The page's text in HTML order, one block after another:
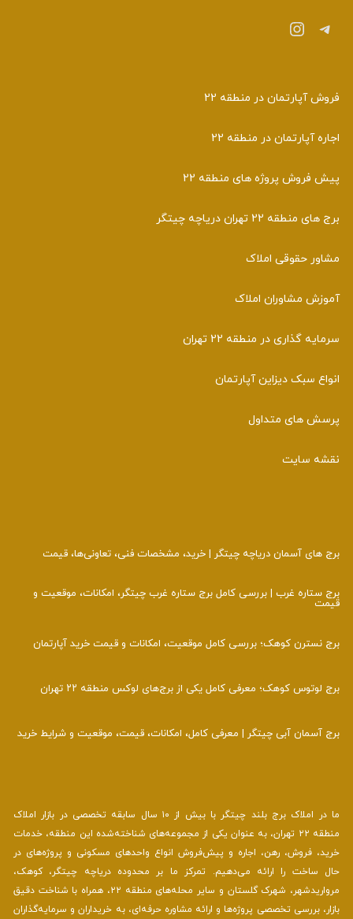
تلگراماینستاگرم
فروش آپارتمان در منطقه 22
اجاره آپارتمان در منطقه 22
پیش فروش پروژه های منطقه 22
برج های منطقه 22 تهران دریاچه چیتگر
مشاور حقوقی املاک
آموزش مشاوران املاک
سرمایه گذاری در منطقه 22 تهران
انواع سبک دیزاین آپارتمان
پرسش های متداول
نقشه سایت
برج‌ های آسمان دریاچه چیتگر | خرید، مشخصات فنی، تعاونی‌ها، قیمت
برج ستاره غرب | بررسی کامل برج ستاره غرب چیتگر، امکانات، موقعیت و
قیمت
برج نسترن کوهک؛ بررسی کامل موقعیت، امکانات و قیمت خرید آپارتمان
برج لوتوس کوهک؛ معرفی کامل یکی از برج‌های لوکس منطقه ۲۲ تهران
برج آسمان آبی چیتگر | معرفی کامل، امکانات، قیمت، موقعیت و شرایط خرید
ما در املاک برج بلند چیتگر با بیش از ۱۰ سال سابقه تخصصی در بازار املاک
منطقه ۲۲ تهران، به عنوان یکی از مجموعه‌های شناخته‌شده این منطقه، خدمات
خرید، فروش، رهن، اجاره و پیش‌فروش انواع واحدهای مسکونی و پروژه‌های در
حال ساخت را ارائه می‌دهیم. تمرکز ما بر محدوده دریاچه چیتگر، کوهک،
مرواریدشهر، شهرک گلستان و سایر محله‌های منطقه ۲۲، همراه با شناخت دقیق
بازار، بررسی تخصصی پروژه‌ها و ارائه مشاوره حرفه‌ای، به خریداران و سرمایه‌گذاران